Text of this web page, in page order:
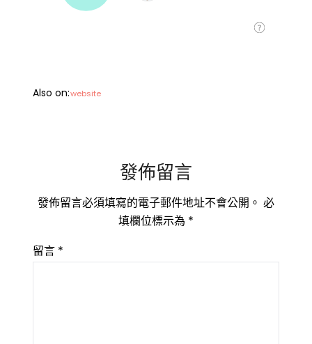
Also on:website
發佈留言
發佈留言必須填寫的電子郵件地址不會公開。 必
填欄位標示為 *
留言 *